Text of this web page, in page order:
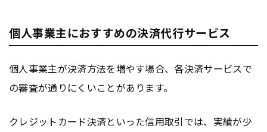
個人事業主におすすめの決済代行サービス
個人事業主が決済方法を増やす場合、各決済サービスで
の審査が通りにくいことがあります。
クレジットカード決済といった信用取引では、実績が少